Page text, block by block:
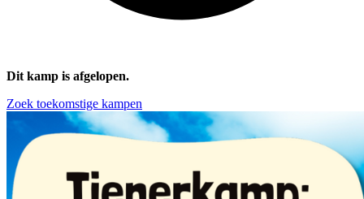
Dit kamp is afgelopen.
Zoek toekomstige kampen